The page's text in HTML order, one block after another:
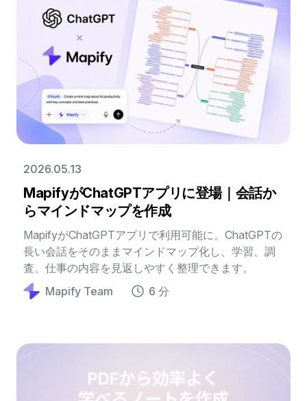
Mapify Team 6 分
2026.05.13
MapifyがChatGPTアプリに登場｜会話か
らマインドマップを作成
MapifyがChatGPTアプリで利用可能に。ChatGPTの
長い会話をそのままマインドマップ化し、学習、調
査、仕事の内容を見返しやすく整理できます。